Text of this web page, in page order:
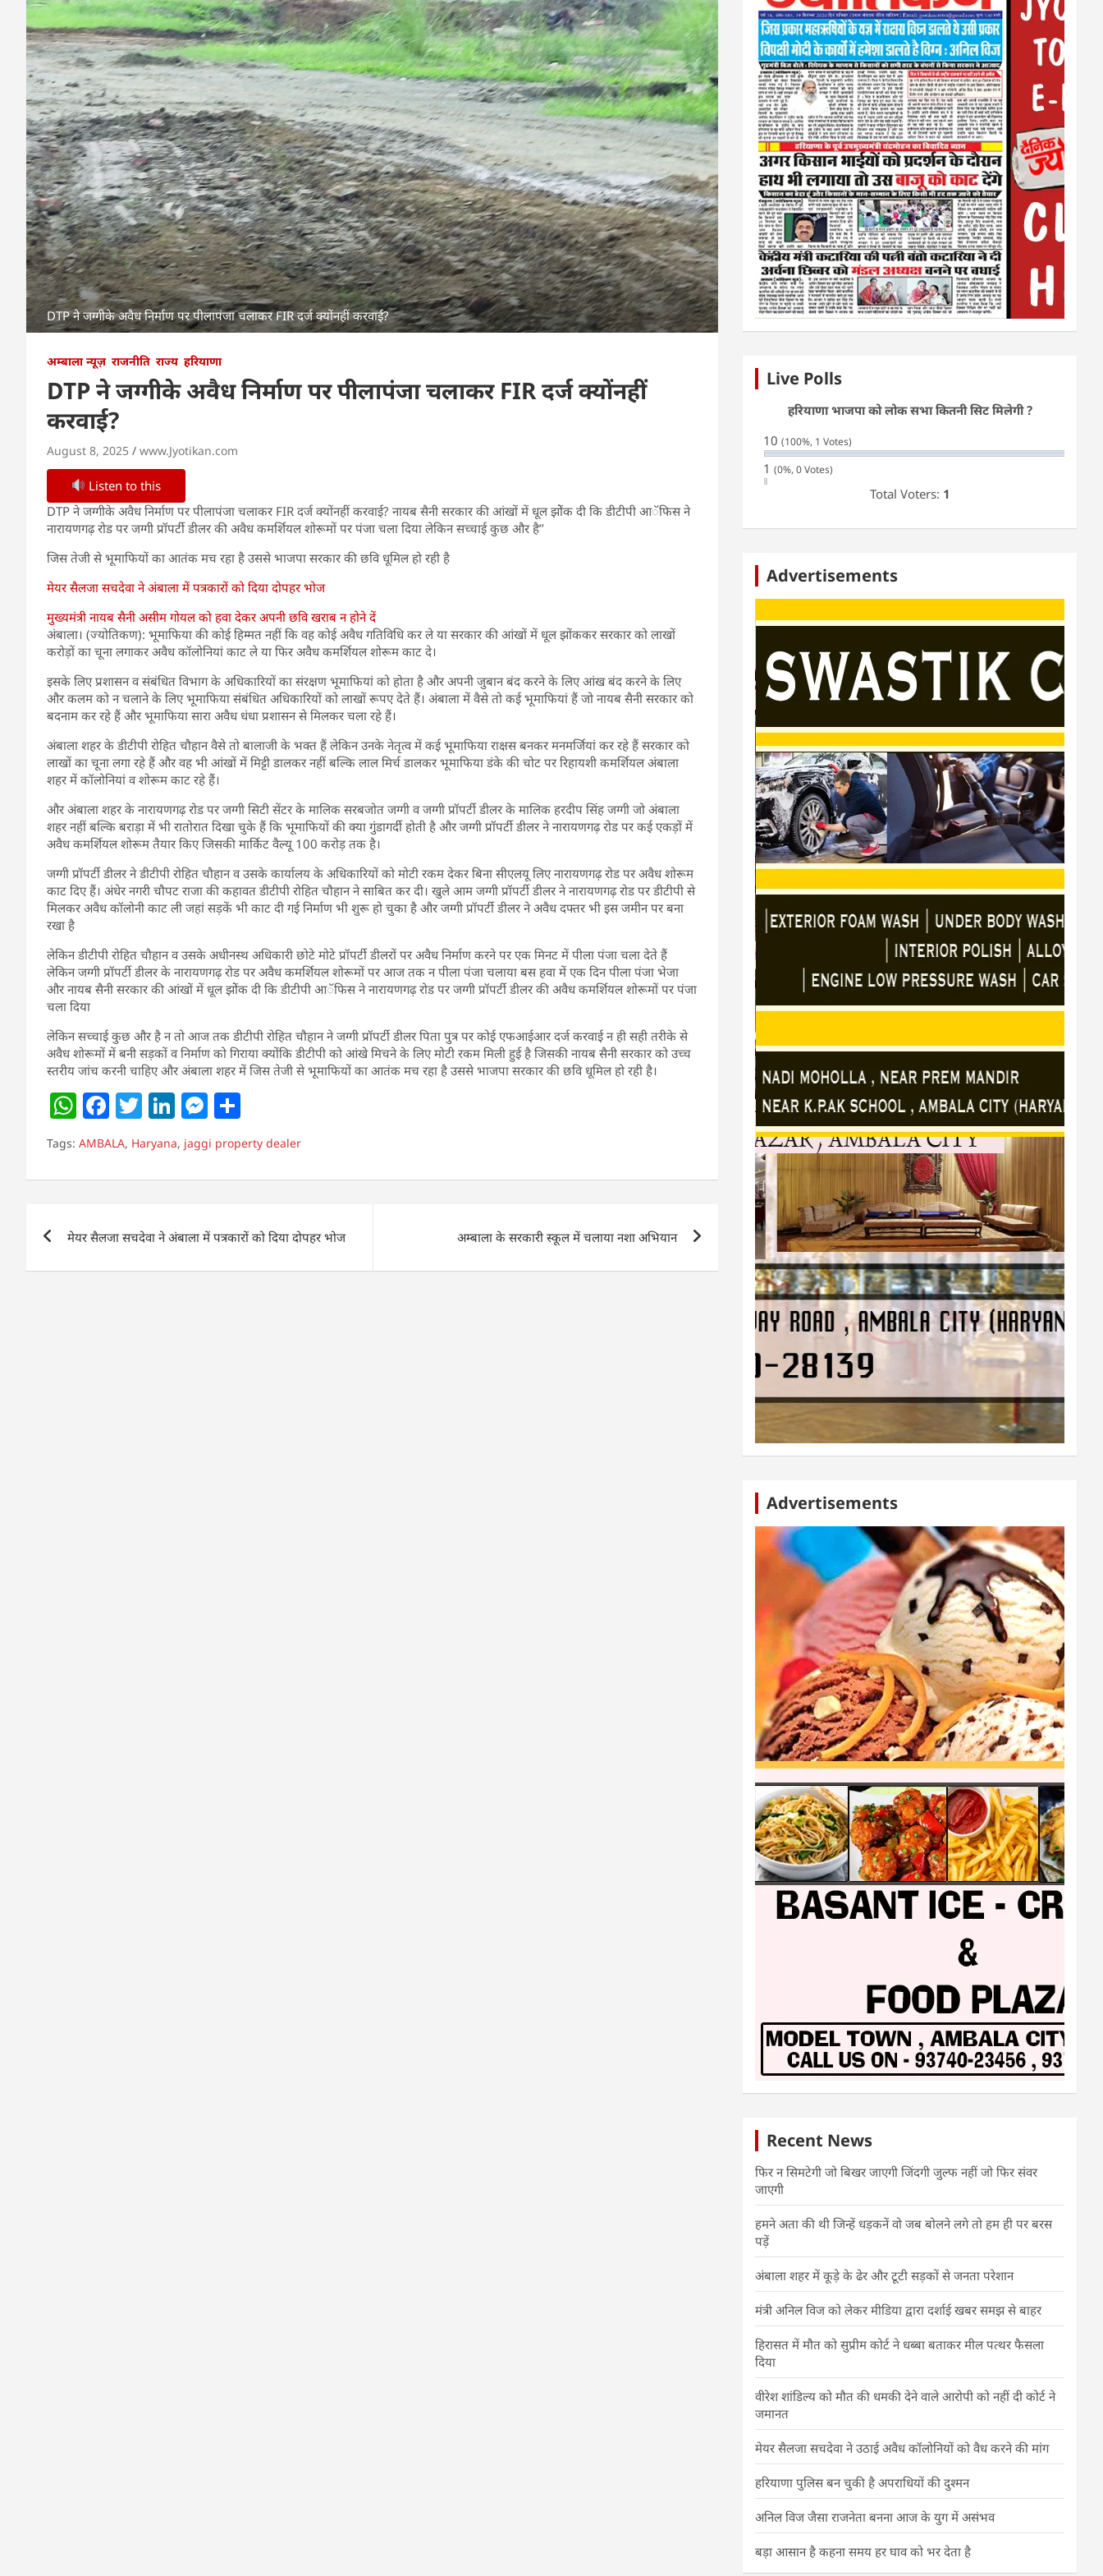
DTP ने जग्गीके अवैध निर्माण पर पीलापंजा चलाकर FIR दर्ज क्योंनहीं करवाई?
अम्बाला न्यूज़ राजनीति राज्य हरियाणा
DTP ने जग्गीके अवैध निर्माण पर पीलापंजा चलाकर FIR दर्ज क्योंनहीं
करवाई?
August 8, 2025 www.Jyotikan.com
Listen to this
DTP ने जग्गीके अवैध निर्माण पर पीलापंजा चलाकर FIR दर्ज क्योंनहीं करवाई? नायब सैनी सरकार की आंखों में धूल झोेंक दी कि डीटीपी आॅफिस ने
नारायणगढ़ रोड पर जग्गी प्रॉपर्टी डीलर की अवैध कमर्शियल शोरूमों पर पंजा चला दिया लेकिन सच्चाई कुछ और है’’
जिस तेजी से भूमाफियों का आतंक मच रहा है उससे भाजपा सरकार की छवि धूमिल हो रही है
मेयर सैलजा सचदेवा ने अंबाला में पत्रकारों को दिया दोपहर भोज
मुख्यमंत्री नायब सैनी असीम गोयल को हवा देकर अपनी छवि खराब न होने दें
अंबाला। (ज्योतिकण): भूमाफिया की कोई हिम्मत नहीं कि वह कोई अवैध गतिविधि कर ले या सरकार की आंखों में धूल झोंककर सरकार को लाखों
करोड़ों का चूना लगाकर अवैध कॉलोनियां काट ले या फिर अवैध कमर्शियल शोरूम काट दे।
इसके लिए प्रशासन व संबंधित विभाग के अधिकारियों का संरक्षण भूमाफियां को होता है और अपनी जुबान बंद करने के लिए आंख बंद करने के लिए
और कलम को न चलाने के लिए भूमाफिया संबंधित अधिकारियों को लाखों रूपए देते हैं। अंबाला में वैसे तो कई भूमाफियां हैं जो नायब सैनी सरकार को
बदनाम कर रहे हैं और भूमाफिया सारा अवैध धंधा प्रशासन से मिलकर चला रहे हैं।
अंबाला शहर के डीटीपी रोहित चौहान वैसे तो बालाजी के भक्त हैं लेकिन उनके नेतृत्व में कई भूमाफिया राक्षस बनकर मनमर्जियां कर रहे हैं सरकार को
लाखों का चूना लगा रहे हैं और वह भी आंखों में मिट्टी डालकर नहीं बल्कि लाल मिर्च डालकर भूमाफिया डंके की चोट पर रिहायशी कमर्शियल अंबाला
शहर में कॉलोनियां व शोरूम काट रहे हैं।
और अंबाला शहर के नारायणगढ़ रोड पर जग्गी सिटी सेंटर के मालिक सरबजोत जग्गी व जग्गी प्रॉपर्टी डीलर के मालिक हरदीप सिंह जग्गी जो अंबाला
शहर नहीं बल्कि बराड़ा में भी रातोरात दिखा चुके हैं कि भूमाफियों की क्या गुंडागर्दी होती है और जग्गी प्रॉपर्टी डीलर ने नारायणगढ़ रोड पर कई एकड़ों में
अवैध कमर्शियल शोरूम तैयार किए जिसकी मार्किट वैल्यू 100 करोड़ तक है।
जग्गी प्रॉपर्टी डीलर ने डीटीपी रोहित चौहान व उसके कार्यालय के अधिकारियों को मोटी रकम देकर बिना सीएलयू लिए नारायणगढ़ रोड पर अवैध शोरूम
काट दिए हैं। अंधेर नगरी चौपट राजा की कहावत डीटीपी रोहित चौहान ने साबित कर दी। खुले आम जग्गी प्रॉपर्टी डीलर ने नारायणगढ़ रोड पर डीटीपी से
मिलकर अवैध कॉलोनी काट ली जहां सड़कें भी काट दी गई निर्माण भी शुरू हो चुका है और जग्गी प्रॉपर्टी डीलर ने अवैध दफ्तर भी इस जमीन पर बना
रखा है
लेकिन डीटीपी रोहित चौहान व उसके अधीनस्थ अधिकारी छोटे मोटे प्रॉपर्टी डीलरों पर अवैध निर्माण करने पर एक मिनट में पीला पंजा चला देते हैं
लेकिन जग्गी प्रॉपर्टी डीलर के नारायणगढ़ रोड पर अवैध कमर्शियल शोरूमों पर आज तक न पीला पंजा चलाया बस हवा में एक दिन पीला पंजा भेजा
और नायब सैनी सरकार की आंखों में धूल झोेंक दी कि डीटीपी आॅफिस ने नारायणगढ़ रोड पर जग्गी प्रॉपर्टी डीलर की अवैध कमर्शियल शोरूमों पर पंजा
चला दिया
लेकिन सच्चाई कुछ और है न तो आज तक डीटीपी रोहित चौहान ने जग्गी प्रॉपर्टी डीलर पिता पुत्र पर कोई एफआईआर दर्ज करवाई न ही सही तरीके से
अवैध शोरूमों में बनी सड़कों व निर्माण को गिराया क्योंकि डीटीपी को आंखे मिचने के लिए मोटी रकम मिली हुई है जिसकी नायब सैनी सरकार को उच्च
स्तरीय जांच करनी चाहिए और अंबाला शहर में जिस तेजी से भूमाफियों का आतंक मच रहा है उससे भाजपा सरकार की छवि धूमिल हो रही है।
W
h
at
s
p
p
F
a
c
e
o
o
T
w
itt
er
Li
n
k
e
n
M
e
ss
e
g
er
h
ar
e
Tags: AMBALA, Haryana, jaggi property dealer
Post
navigation
मेयर सैलजा सचदेवा ने अंबाला में पत्रकारों को दिया दोपहर भोज अम्बाला के सरकारी स्कूल में चलाया नशा अभियान
Live Polls
हरियाणा भाजपा को लोक सभा कितनी सिट मिलेगी ?
10(100%, 1 Votes)
1(0%, 0 Votes)
Total Voters: 1
Advertisements
Advertisements
Recent News
फिर न सिमटेगी जो बिखर जाएगी जिंदगी जुल्फ नहीं जो फिर संवर
जाएगी
हमने अता की थी जिन्हें धड़कनें वो जब बोलने लगे तो हम ही पर बरस
पड़ें
अंबाला शहर में कूड़े के ढेर और टूटी सड़कों से जनता परेशान
मंत्री अनिल विज को लेकर मीडिया द्वारा दर्शाई खबर समझ से बाहर
हिरासत में मौत को सुप्रीम कोर्ट ने धब्बा बताकर मील पत्थर फैसला
दिया
वीरेश शांडिल्य को मौत की धमकी देने वाले आरोपी को नहीं दी कोर्ट ने
जमानत
मेयर सैलजा सचदेवा ने उठाई अवैध कॉलोनियों को वैध करने की मांग
हरियाणा पुलिस बन चुकी है अपराधियों की दुश्मन
अनिल विज जैसा राजनेता बनना आज के युग में असंभव
बड़ा आसान है कहना समय हर घाव को भर देता है